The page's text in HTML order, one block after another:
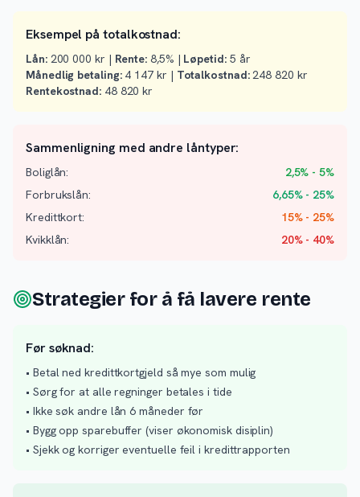
Eksempel på totalkostnad:
Lån:200 000 kr | Rente: 8,5% | Løpetid:5 år
Månedlig betaling:4 147 kr | Totalkostnad:248 820 kr
Rentekostnad:48 820 kr
Sammenligning med andre låntyper:
Boliglån:
2,5% - 5%
Forbrukslån:
6,65% - 25%
Kredittkort:
15% - 25%
Kvikklån:
20% - 40%
Strategier for å få lavere rente
Før søknad:
• Betal ned kredittkortgjeld så mye som mulig
• Sørg for at alle regninger betales i tide
• Ikke søk andre lån 6 måneder før
• Bygg opp sparebuffer (viser økonomisk disiplin)
• Sjekk og korriger eventuelle feil i kredittrapporten